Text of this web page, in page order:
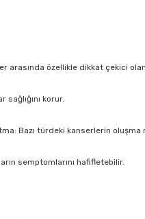
arasında özellikle dikkat çekici
korur.
Bazı türdeki kanserlerin oluşma
semptomlarını hafifletebilir.